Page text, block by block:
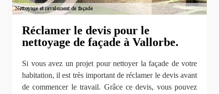
Réclamer le devis pour le
nettoyage de façade à Vallorbe.
Si vous avez un projet pour nettoyer la façade de votre
habitation, il est très important de réclamer le devis avant
de commencer le travail. Grâce ce devis, vous pouvez